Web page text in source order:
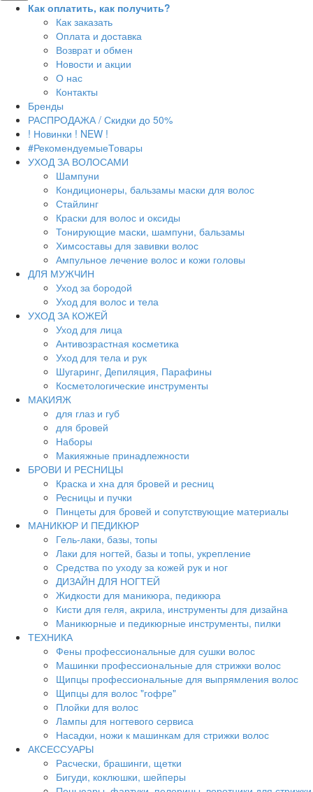
Как оплатить, как получить?
Как заказать
Оплата и доставка
Возврат и обмен
Новости и акции
О нас
Контакты
Бренды
РАСПРОДАЖА / Скидки до 50%
! Новинки ! NEW !
#РекомендуемыеТовары
УХОД ЗА ВОЛОСАМИ
Шампуни
Кондиционеры, бальзамы маски для волос
Стайлинг
Краски для волос и оксиды
Тонирующие маски, шампуни, бальзамы
Химсоставы для завивки волос
Ампульное лечение волос и кожи головы
ДЛЯ МУЖЧИН
Уход за бородой
Уход для волос и тела
УХОД ЗА КОЖЕЙ
Уход для лица
Антивозрастная косметика
Уход для тела и рук
Шугаринг, Депиляция, Парафины
Косметологические инструменты
МАКИЯЖ
для глаз и губ
для бровей
Наборы
Макияжные принадлежности
БРОВИ И РЕСНИЦЫ
Краска и хна для бровей и ресниц
Ресницы и пучки
Пинцеты для бровей и сопутствующие материалы
МАНИКЮР И ПЕДИКЮР
Гель-лаки, базы, топы
Лаки для ногтей, базы и топы, укрепление
Средства по уходу за кожей рук и ног
ДИЗАЙН ДЛЯ НОГТЕЙ
Жидкости для маникюра, педикюра
Кисти для геля, акрила, инструменты для дизайна
Маникюрные и педикюрные инструменты, пилки
ТЕХНИКА
Фены профессиональные для сушки волос
Машинки профессиональные для стрижки волос
Щипцы профессиональные для выпрямления волос
Щипцы для волос "гофре"
Плойки для волос
Лампы для ногтевого сервиса
Насадки, ножи к машинкам для стрижки волос
АКСЕССУАРЫ
Расчески, брашинги, щетки
Бигуди, коклюшки, шейперы